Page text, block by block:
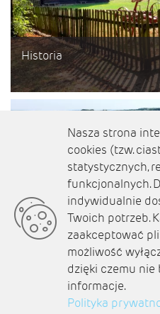
Historia
Winiarstwo
Nasza strona
cookies (tzw.
statystycznych,
funkcjonalnych.
indywidualnie
Twoich potrzeb.
zaakceptować
możliwość
dzięki czemu nie
informacje.
Polityka